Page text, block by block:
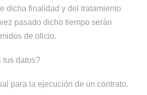
dicha finalidad y del tratamiento
pasado dicho tiempo serán
de oficio.
tus datos?
para la ejecución de un contrato.